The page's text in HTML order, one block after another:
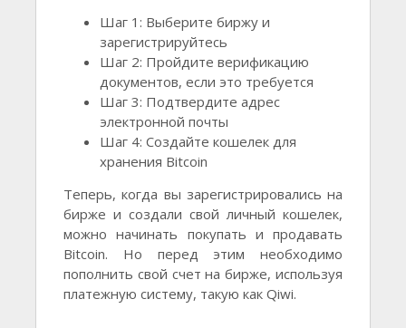
Шаг 1: Выберите биржу и
зарегистрируйтесь
Шаг 2: Пройдите верификацию
документов, если это требуется
Шаг 3: Подтвердите адрес
электронной почты
Шаг 4: Создайте кошелек для
хранения Bitcoin
Теперь, когда вы зарегистрировались на
бирже и создали свой личный кошелек,
можно начинать покупать и продавать
Bitcoin. Но перед этим необходимо
пополнить свой счет на бирже, используя
платежную систему, такую как Qiwi.